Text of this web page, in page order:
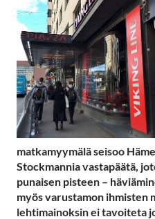
matkamyymälä seisoo
Stockmannia vastapäätä,
punaisen pisteen –
myös varustamon ihmisten
lehtimainoksin ei tavoiteta